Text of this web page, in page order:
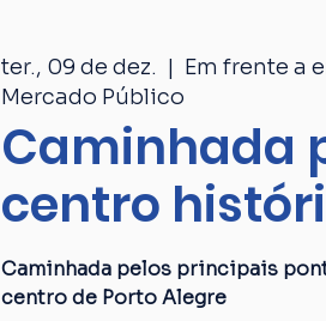
ter., 09 de dez.
  |
Em frente a
Mercado Público
Caminhada
centro
Caminhada pelos principais
centro de Porto Alegre